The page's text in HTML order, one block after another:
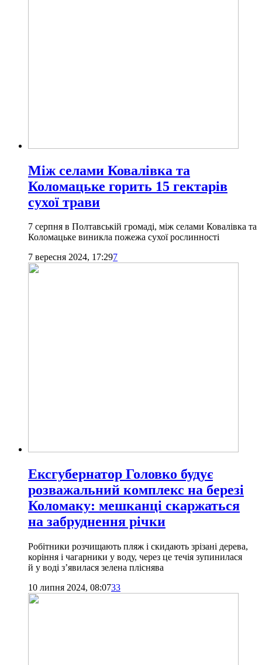
Між селами Ковалівка та
Коломацьке горить 15 гектарів
сухої трави
7 серпня в Полтавській громаді, між селами Ковалівка та
Коломацьке виникла пожежа сухої рослинності
7 вересня 2024, 17:297
Ексгубернатор Головко будує
розважальний комплекс на березі
Коломаку: мешканці скаржаться
на забруднення річки
Робітники розчищають пляж і скидають зрізані дерева,
коріння і чагарники у воду, через це течія зупинилася
й у воді з’явилася зелена пліснява
10 липня 2024, 08:0733